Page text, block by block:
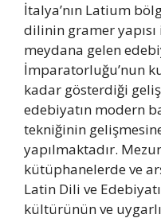
İtalya’nın Latium
dilinin gramer
meydana gelen
İmparatorluğu’nun
kadar gösterdiği
edebiyatın modern
tekniğinin
yapılmaktadır.
kütüphanelerde ve
Latin Dili ve
kültürünün ve